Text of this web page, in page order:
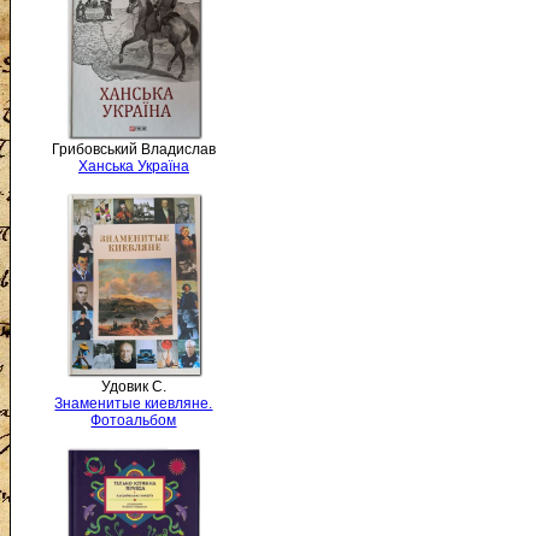
Грибовський Владислав
Ханська Україна
Удовик С.
Знаменитые киевляне.
Фотоальбом